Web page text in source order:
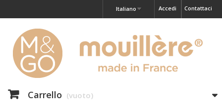
Contattaci
Accedi
Italiano
Carrello (vuoto)